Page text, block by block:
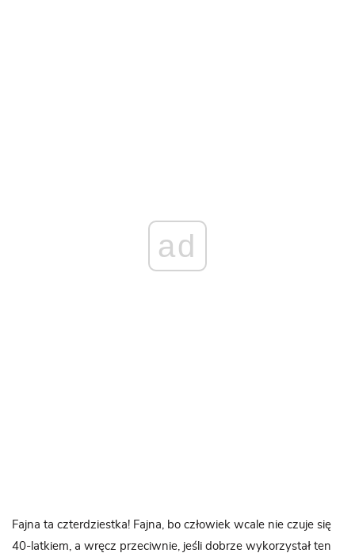
ad
Fajna ta czterdziestka! Fajna, bo człowiek wcale nie czuje się
40-latkiem, a wręcz przeciwnie, jeśli dobrze wykorzystał ten